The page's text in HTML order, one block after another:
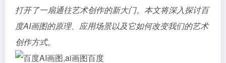
打开了一扇通往艺术创作的新大门。本文将深入探讨百
度AI画图的原理、应用场景以及它如何改变我们的艺术
创作方式。